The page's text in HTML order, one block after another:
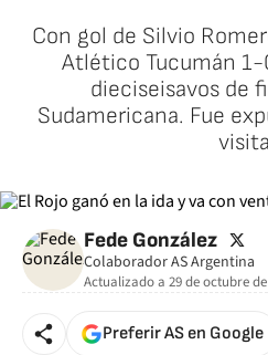
Con gol de Silvio
Atlético Tucumán 1-
dieciseisavos de
Sudamericana. Fue
Fede González twitter
Colaborador AS Argentina
Actualizado a 29 de octubre de
Preferir AS en Google